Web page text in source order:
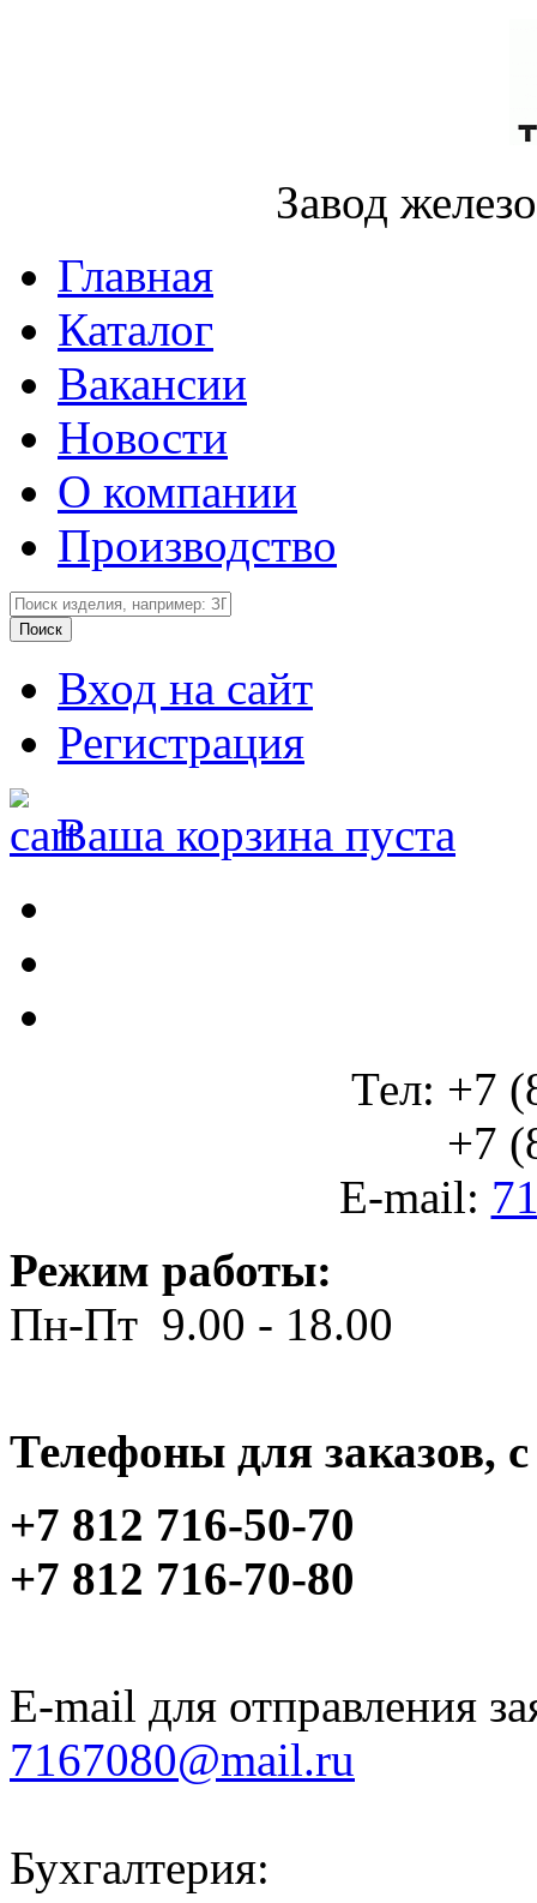
Завод
Главная
Каталог
Вакансии
Новости
О компании
Производство
Вход на сайт
Регистрация
Ваша корзина пуста
Тел: +7
+7
E-mail:
Режим работы:
Пн-Пт 9.00 - 18.00
Телефоны для заказов,
+7 812 716-50-70
+7 812 716-70-80
E-mail для отправления
7167080@mail.ru
Бухгалтерия: